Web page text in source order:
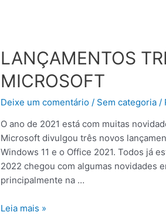
LANÇAMENTOS
MICROSOFT
Deixe um comentário / Sem categoria /
O ano de 2021 está com muitas
Microsoft divulgou três novos
Windows 11 e o Office 2021. Todos já
2022 chegou com algumas novidades
principalmente na …
NOVOS
PRODUTOS
MICROSOFT
Leia mais »